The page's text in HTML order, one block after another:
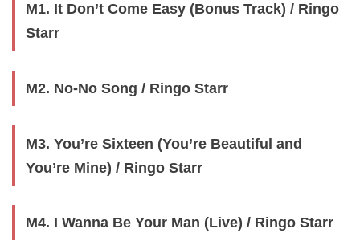
M1. It Don’t Come Easy (Bonus Track) / Ringo
Starr
M2. No-No Song / Ringo Starr
M3. You’re Sixteen (You’re Beautiful and
You’re Mine) / Ringo Starr
M4. I Wanna Be Your Man (Live) / Ringo Starr